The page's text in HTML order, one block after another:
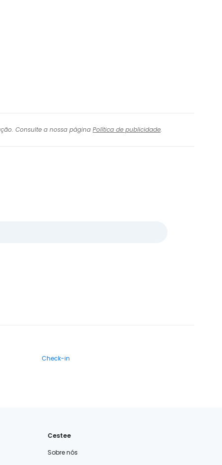
Consulte a nossa página Política de publicidade.
Check-in
Cestee
Sobre nós